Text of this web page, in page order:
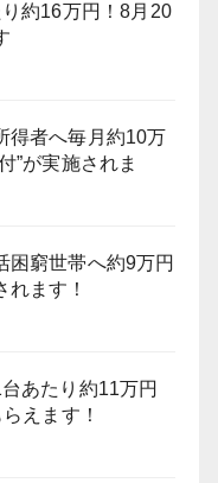
り約16万円！8月20
得者へ毎月約10万
”が実施されま
困窮世帯へ約9万円
ます！
あたり約11万円
えます！